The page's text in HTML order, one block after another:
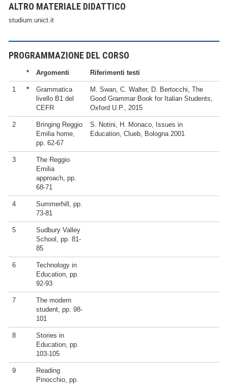
ALTRO MATERIALE DIDATTICO
studium.unict.it
PROGRAMMAZIONE DEL CORSO
* Argomenti Riferimenti testi
1 *
Grammatica
livello B1 del
CEFR
M. Swan, C. Walter, D. Bertocchi, The
Good Grammar Book for Italian Students,
Oxford U.P., 2015
2
Bringing Reggio
Emilia home,
pp. 62-67
S. Notini, H. Monaco, Issues in
Education, Clueb, Bologna 2001
3
The Reggio
Emilia
approach, pp.
68-71
4
Summerhill, pp.
73-81
5
Sudbury Valley
School, pp. 81-
85
6
Technology in
Education, pp.
92-93
7
The modern
student, pp. 98-
101
8
Stories in
Education, pp.
103-105
9
Reading
Pinocchio, pp.